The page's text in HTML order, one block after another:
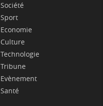
Société
Sport
Economie
Culture
Technologie
Tribune
Evènement
Santé